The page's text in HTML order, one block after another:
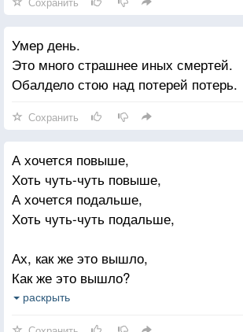
Умер день.
Это много страшнее иных смертей.
Обалдело стою над потерей потерь.
Сохранить
А хочется повыше,
Хоть чуть-чуть повыше,
А хочется подальше,
Хоть чуть-чуть подальше,
Ах, как же это вышло,
Как же это вышло?
Ведь мы такого и
раскрыть